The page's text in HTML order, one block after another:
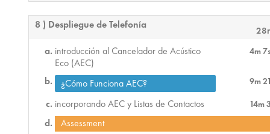
8 ) Despliegue de Telefonía
introducción al Cancelador de Acústico
Eco (AEC)
4m 7s
¿Cómo Funciona AEC? 9m
incorporando AEC y Listas de Contactos 14m
Assessment